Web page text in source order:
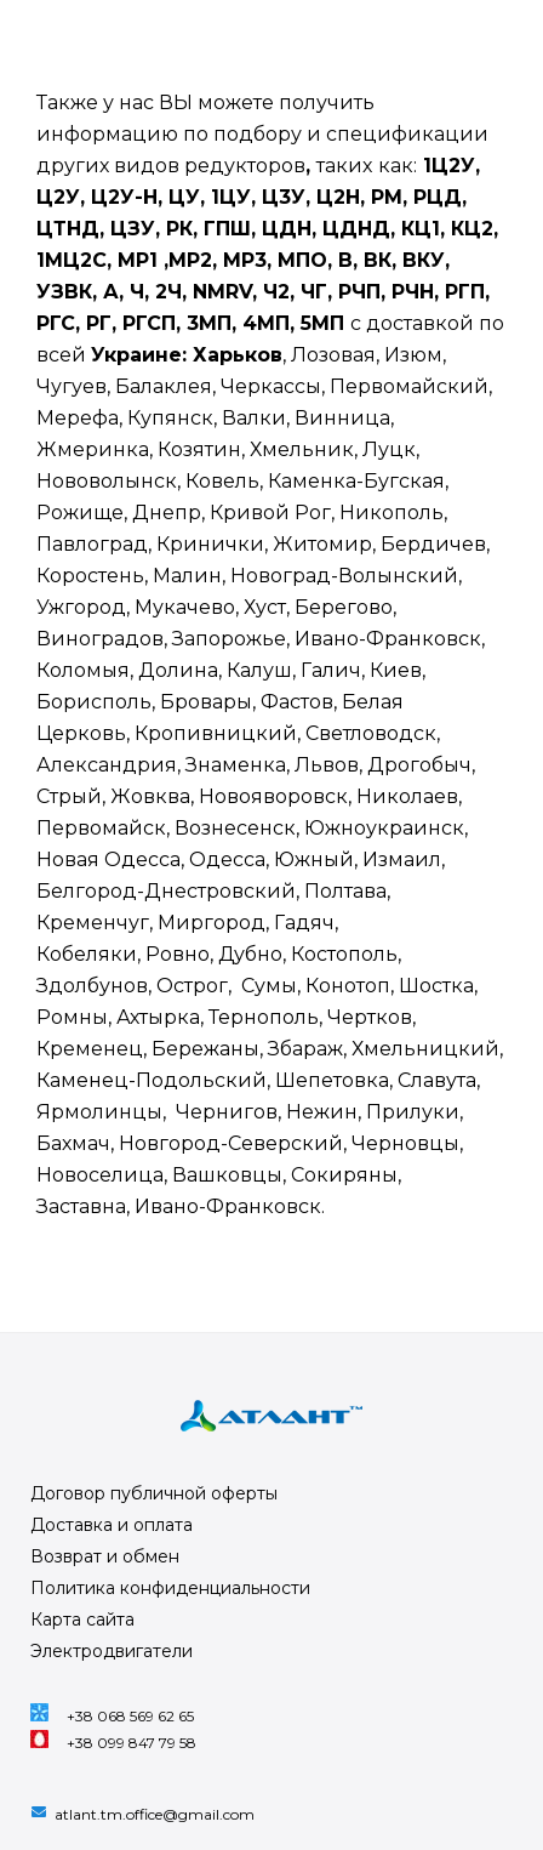
Также у нас ВЫ можете получить
информацию по подбору и спецификации
других видов редукторов,таких как: 1Ц2У,
Ц2У, Ц2У-Н, ЦУ, 1ЦУ, Ц3У, Ц2Н, РМ, РЦД,
ЦТНД, ЦЗУ, РК, ГПШ, ЦДН, ЦДНД, КЦ1, КЦ2,
1МЦ2С, МР1 ,МР2, МР3, МПО, В, ВК, ВКУ,
УЗВК, А, Ч, 2Ч, NMRV, Ч2, ЧГ, РЧП, РЧН, РГП,
РГС, РГ, РГСП, 3МП, 4МП, 5МП с доставкой по
всей Украине: Харьков, Лозовая, Изюм,
Чугуев, Балаклея, Черкассы, Первомайский,
Мерефа, Купянск, Валки, Винница,
Жмеринка, Козятин, Хмельник, Луцк,
Нововолынск, Ковель, Каменка-Бугская,
Рожище, Днепр, Кривой Рог, Никополь,
Павлоград, Кринички, Житомир, Бердичев,
Коростень, Малин, Новоград-Волынский,
Ужгород, Мукачево, Хуст, Берегово,
Виноградов, Запорожье, Ивано-Франковск,
Коломыя, Долина, Калуш, Галич, Киев,
Борисполь, Бровары, Фастов, Белая
Церковь, Кропивницкий, Светловодск,
Александрия, Знаменка, Львов, Дрогобыч,
Стрый, Жовква, Новояворовск, Николаев,
Первомайск, Вознесенск, Южноукраинск,
Новая Одесса, Одесса, Южный, Измаил,
Белгород-Днестровский, Полтава,
Кременчуг, Миргород, Гадяч,
Кобеляки, Ровно, Дубно, Костополь,
Здолбунов, Острог, Сумы, Конотоп, Шостка,
Ромны, Ахтырка, Тернополь, Чертков,
Кременец, Бережаны, Збараж, Хмельницкий,
Каменец-Подольский, Шепетовка, Славута,
Ярмолинцы, Чернигов, Нежин, Прилуки,
Бахмач, Новгород-Северский, Черновцы,
Новоселица, Вашковцы, Сокиряны,
Заставна, Ивано-Франковск.
Договор публичной оферты
Доставка и оплата
Возврат и обмен
Политика конфиденциальности
Карта сайта
Электродвигатели
+38 068 569 62 65
+38 099 847 79 58
atlant.tm.office@gmail.com